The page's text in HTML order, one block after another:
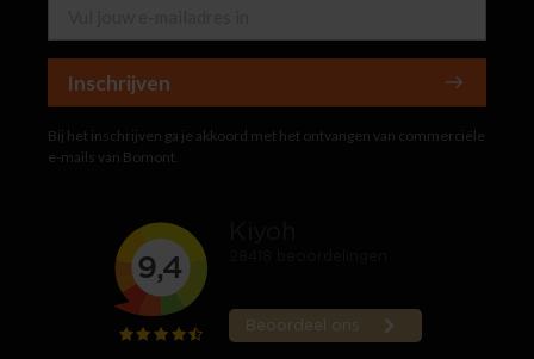
Inschrijven
Bij het inschrijven ga je akkoord met het ontvangen van commerciële
e-mails van Bomont.